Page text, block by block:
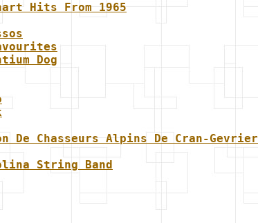
Hits From 1965
Dog
De Chasseurs Alpins De Cran-Gevrier
String Band